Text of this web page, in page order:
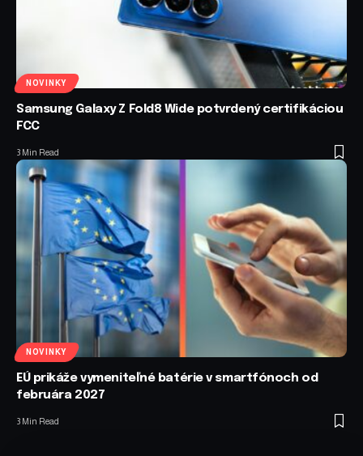
NOVINKY
Samsung Galaxy Z Fold8 Wide potvrdený certifikáciou
FCC
3 Min Read
NOVINKY
EÚ prikáže vymeniteľné batérie v smartfónoch od
februára 2027
3 Min Read